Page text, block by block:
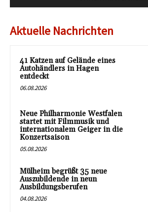
Aktuelle Nachrichten
41 Katzen auf Gelände eines
Autohändlers in Hagen
entdeckt
06.08.2026
Neue Philharmonie Westfalen
startet mit Filmmusik und
internationalem Geiger in die
Konzertsaison
05.08.2026
Mülheim begrüßt 35 neue
Auszubildende in neun
Ausbildungsberufen
04.08.2026